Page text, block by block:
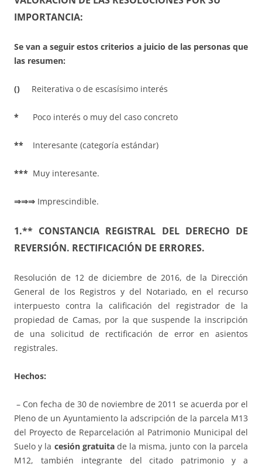
IMPORTANCIA:
Se van a seguir estos criterios a juicio de las personas que
las resumen:
() Reiterativa o de escasísimo interés
* Poco interés o muy del caso concreto
** Interesante (categoría estándar)
*** Muy interesante.
⇒⇒⇒ Imprescindible.
1.** CONSTANCIA REGISTRAL DEL DERECHO DE
REVERSIÓN. RECTIFICACIÓN DE ERRORES.
Resolución de 12 de diciembre de 2016, de la Dirección
General de los Registros y del Notariado, en el recurso
interpuesto contra la calificación del registrador de la
propiedad de Camas, por la que suspende la inscripción
de una solicitud de rectificación de error en asientos
registrales.
Hechos:
– Con fecha de 30 de noviembre de 2011 se acuerda por el
Pleno de un Ayuntamiento la adscripción de la parcela M13
del Proyecto de Reparcelación al Patrimonio Municipal del
Suelo y la cesión gratuitade la misma, junto con la parcela
M12, también integrante del citado patrimonio y a